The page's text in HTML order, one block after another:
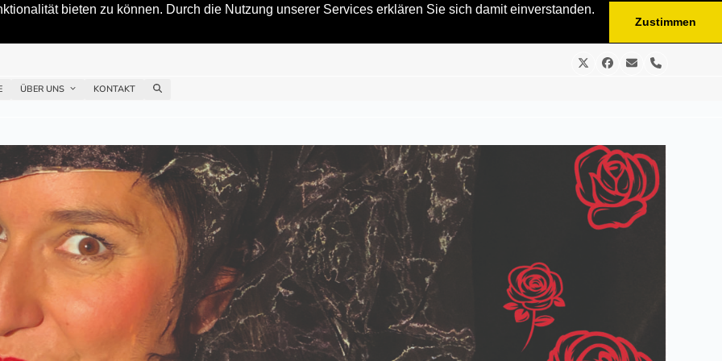
bieten zu können. Durch die Nutzung unserer Services erklären Sie sich damit einverstanden.
Zustimmen
TwitterFacebook
E- Telefon
ÜBER UNS KONTAKT